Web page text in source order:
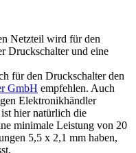
Netzteil wird für den
Druckschalter und eine
für den Druckschalter den
GmbH empfehlen. Auch
Elektronikhändler
hier natürlich die
minimale Leistung von 20
5,5 x 2,1 mm haben,